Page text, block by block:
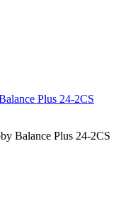
Balance Plus 24-2CS